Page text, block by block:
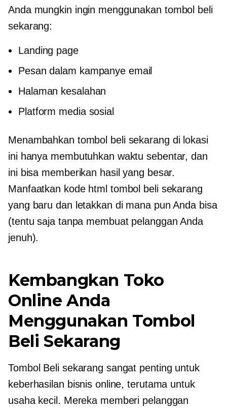
Anda mungkin ingin menggunakan tombol beli
sekarang:
Landing page
Pesan dalam kampanye email
Halaman kesalahan
Platform media sosial
Menambahkan tombol beli sekarang di lokasi
ini hanya membutuhkan waktu sebentar, dan
ini bisa memberikan hasil yang besar.
Manfaatkan kode html tombol beli sekarang
yang baru dan letakkan di mana pun Anda bisa
(tentu saja tanpa membuat pelanggan Anda
jenuh).
Kembangkan Toko
Online Anda
Menggunakan Tombol
Beli Sekarang
Tombol Beli sekarang sangat penting untuk
keberhasilan bisnis online, terutama untuk
usaha kecil. Mereka memberi pelanggan